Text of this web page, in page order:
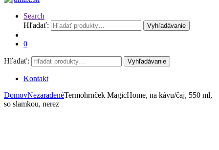
Search
Hľadať:
Vyhľadávanie
0
Hľadať: Vyhľadávanie
Kontakt
DomovNezaradenéTermohrnček MagicHome, na kávu/čaj, 550 ml,
so slamkou, nerez